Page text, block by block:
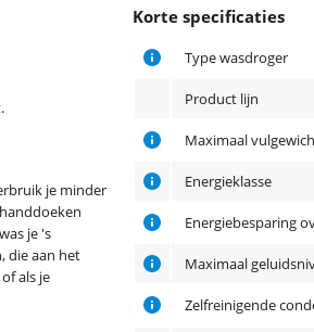
Korte specificaties
Type wasdroger
Product lijn
Maximaal
Energieklasse
Energiebesparing
Maximaal
Zelfreinigende
je minder
je 's
die aan het
als je